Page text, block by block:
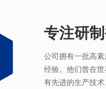
专注研
公司拥有一批高
经验。他们曾在
有先进的生产技
满足客
拥有独立的香精
完善的
从2005年起，公
系，为所有产品质
真心酿
轩宇的应用及技
效地针对客户需求